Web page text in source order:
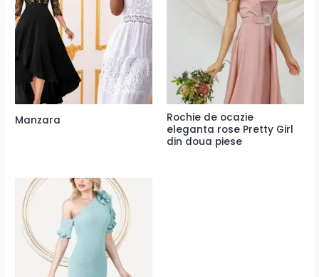
Manzara
Rochie de ocazie
eleganta rose Pretty Girl
din doua piese